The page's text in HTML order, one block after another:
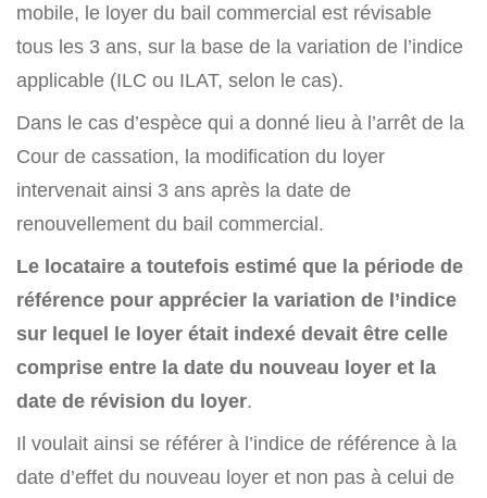
mobile, le loyer du bail commercial est révisable
tous les 3 ans, sur la base de la variation de l’indice
applicable (ILC ou ILAT, selon le cas).
Dans le cas d’espèce qui a donné lieu à l’arrêt de la
Cour de cassation, la modification du loyer
intervenait ainsi 3 ans après la date de
renouvellement du bail commercial.
Le locataire a toutefois estimé que la période de
référence pour apprécier la variation de l’indice
sur lequel le loyer était indexé devait être celle
comprise entre la date du nouveau loyer et la
date de révision du loyer.
Il voulait ainsi se référer à l’indice de référence à la
date d’effet du nouveau loyer et non pas à celui de